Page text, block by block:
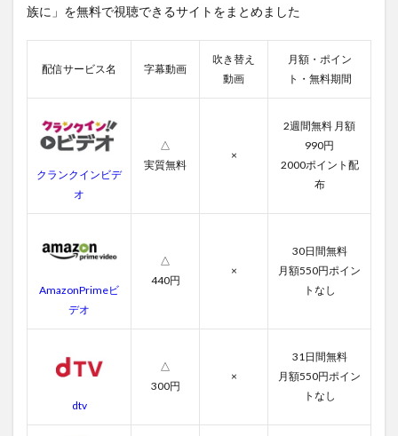
動画
サー
一覧
2
いつ
か家
族に
料動
覧
2.1
いつ
族に
の字
2.2
か家
族に」を無料で視聴できるサイトをまとめました
配信サービス名 字幕動画
吹き替え
動画
月額・ポイン
ト・無料期間
クランクインビデ
オ
△
実質無料
×
2週間無料 月額
990円
2000ポイント配
布
AmazonPrimeビ
デオ
△
440円
×
30日間無料
月額550円ポイン
トなし
dtv
△
300円
×
31日間無料
月額550円ポイン
トなし